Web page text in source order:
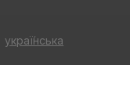
украї́нська